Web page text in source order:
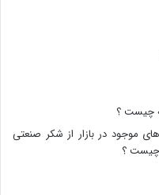
های موجود در بازار از شکر صنعتی
چیست ؟